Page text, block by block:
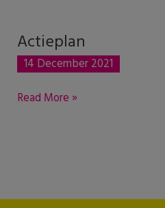
Actieplan
14 December 2021
Actieplan
Read More »